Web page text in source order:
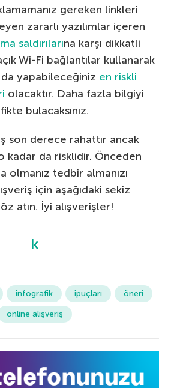
gereken linkleri
zararlı yazılımlar içeren
saldırılarına karşı dikkatli
Wi-Fi bağlantılar kullanarak
yapabileceğiniz en riskli
olacaktır. Daha fazla bilgiyi
bulacaksınız.
son derece rahattır ancak
kadar da risklidir. Önceden
olmanız tedbir almanızı
için aşağıdaki sekiz
atın. İyi alışverişler!
infografik ipuçları
öneri
online alışveriş